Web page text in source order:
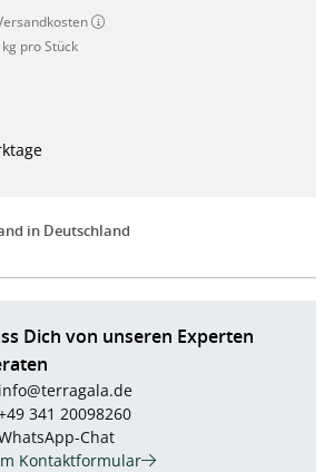
pro Stück
in Deutschland
Dich von unseren Experten
info@terragala.de
341 20098260
Chat
Kontaktformular